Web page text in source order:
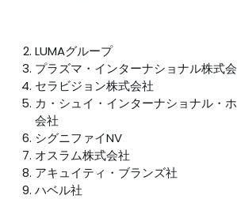
LUMAグループ
プラズマ・インターナショナル株式
セラビジョン株式会社
カ・シュイ・インターナショナル・
会社
シグニファイNV
オスラム株式会社
アキュイティ・ブランズ社
ハベル社